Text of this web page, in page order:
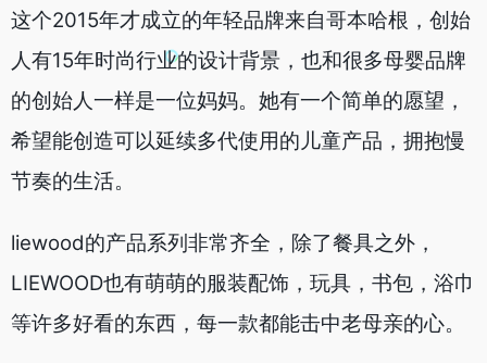
这个2015年才成立的年轻品牌来自哥本哈根，创始
人有15年时尚行业的设计背景，也和很多母婴品牌
的创始人一样是一位妈妈。她有一个简单的愿望，
希望能创造可以延续多代使用的儿童产品，拥抱慢
节奏的生活。
liewood的产品系列非常齐全，除了餐具之外，
LIEWOOD也有萌萌的服装配饰，玩具，书包，浴巾
等许多好看的东西，每一款都能击中老母亲的心。